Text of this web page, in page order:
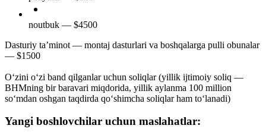
noutbuk — $4500
Dasturiy ta’minot — montaj dasturlari va boshqalarga pulli obunalar
— $1500
O‘zini o‘zi band qilganlar uchun soliqlar (yillik ijtimoiy soliq —
BHMning bir baravari miqdorida, yillik aylanma 100 million
so‘mdan oshgan taqdirda qo‘shimcha soliqlar ham to‘lanadi)
Yangi boshlovchilar uchun maslahatlar: